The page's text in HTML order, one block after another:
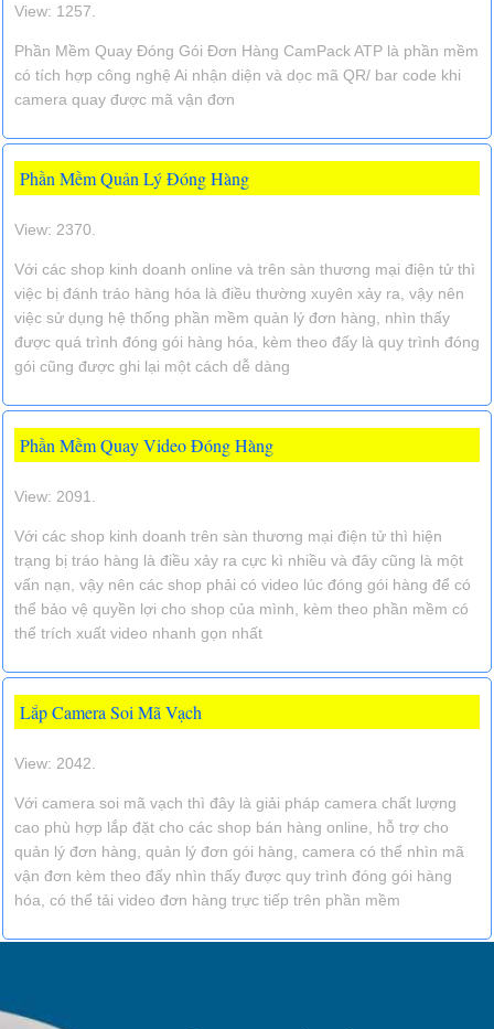
View: 1257.
Phần Mềm Quay Đóng Gói Đơn Hàng CamPack ATP là phần mềm
có tích hợp công nghệ Ai nhận diện và dọc mã QR/ bar code khi
camera quay được mã vận đơn
Phần Mềm Quản Lý Đóng Hàng
View: 2370.
Với các shop kinh doanh online và trên sàn thương mại điện tử thì
việc bị đánh tráo hàng hóa là điều thường xuyên xảy ra, vậy nên
việc sử dụng hệ thống phần mềm quản lý đơn hàng, nhìn thấy
được quá trình đóng gói hàng hóa, kèm theo đấy là quy trình đóng
gói cũng được ghi lại một cách dễ dàng
Phần Mềm Quay Video Đóng Hàng
View: 2091.
Với các shop kinh doanh trên sàn thương mại điện tử thì hiện
trạng bị tráo hàng là điều xảy ra cực kì nhiều và đây cũng là một
vấn nạn, vậy nên các shop phải có video lúc đóng gói hàng để có
thể bảo vệ quyền lợi cho shop của mình, kèm theo phần mềm có
thể trích xuất video nhanh gọn nhất
Lắp Camera Soi Mã Vạch
View: 2042.
Với camera soi mã vạch thì đây là giải pháp camera chất lượng
cao phù hợp lắp đặt cho các shop bán hàng online, hỗ trợ cho
quản lý đơn hàng, quản lý đơn gói hàng, camera có thể nhìn mã
vận đơn kèm theo đấy nhìn thấy được quy trình đóng gói hàng
hóa, có thể tải video đơn hàng trực tiếp trên phần mềm